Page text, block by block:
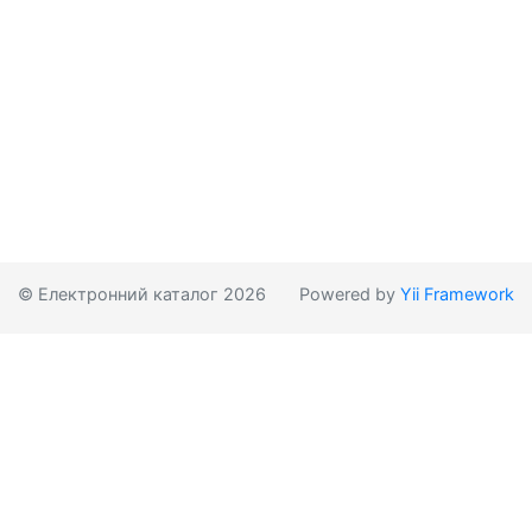
© Електронний каталог 2026 Powered by Yii Framework